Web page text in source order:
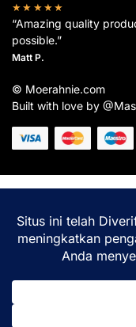
★★★★★
“Amazing quality
possible.”
Matt P.
© Moerahnie.com
Built with love by